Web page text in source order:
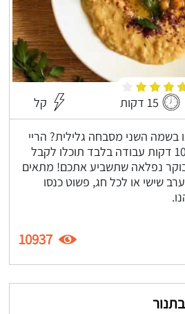
15 דקות קל
בשמה השני מסבחה גלילית? הריי
לכם מתכון נפלא - תוך 10 דקות עבודה בלבד תוכלו לקבל
נפלאה שתשביע אתכם! מתאים
שישי או לכל חג, פשוט כנסו
10937